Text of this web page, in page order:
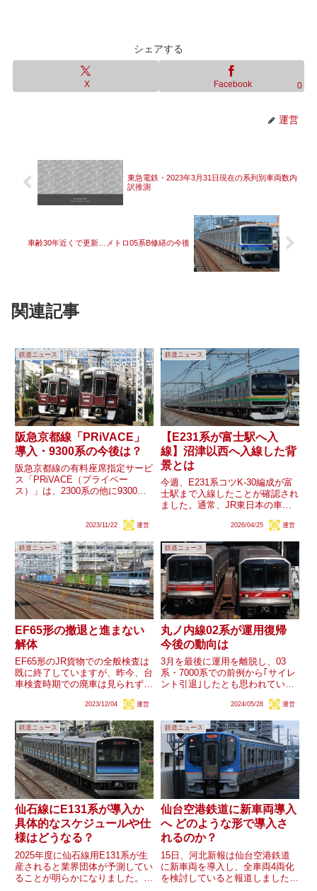
シェアする
X Facebook 0
運営
東急電鉄・2023年3月31日現在の系列別車両数内
訳推測
車齢30年近くで更新…メトロ05系B修繕の今後
関連記事
鉄道ニュース
阪急京都線「PRiVACE」
導入・9300系の今後は？
阪急京都線の有料座席指定サービ
ス「PRiVACE（プライベー
ス）」は、2300系の他に9300系
両の発生可能性が想定されます
しょうか。
2023/11/22 運営
鉄道ニュース
【E231系が富士駅へ入
線】沼津以西へ入線した背
景とは
今週、E231系コツK-30編成が富
士駅まで入線したことが確認され
ました。通常、JR東日本の車両
されており、沼津以西への入線は
線はどのような理由によるものな
のでしょうか。
2026/04/25 運営
鉄道ニュース
EF65形の撤退と進まない
解体
EF65形のJR貨物での全般検査は
既に終了していますが、昨今、台
車検査時期での廃車は見られず、
が基本となっています。車両の解
体も進んでいません。JR貨物で
も車体を極力温存させる動きとな
っていますが、2024年度...
2023/12/04 運営
鉄道ニュース
丸ノ内線02系が運用復帰
今後の動向は
3月を最後に運用を離脱し、03
系・7000系での前例から｢サイレ
ント引退｣したとも思われていた
が28日、運用に復帰しました。
引退したとも思われた02系が復
活したことは異例で、今後の動向
に注目されます。
2024/05/28 運営
鉄道ニュース
仙石線にE131系が導入か
具体的なスケジュールや仕
様はどうなる？
2025年度に仙石線用E131系が生
産されると業界団体が予測してい
ることが明らかになりました。仙
鉄道ニュース
仙台空港鉄道に新車両導入
へ どのような形で導入さ
れるのか？
15日、河北新報は仙台空港鉄道
に新車両を導入し、全車両4両化
を検討していると報道しました。